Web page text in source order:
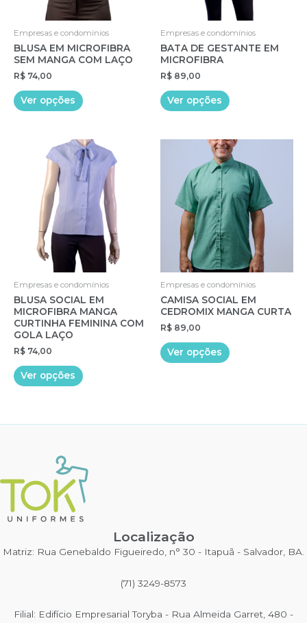
Empresas e condomínios
BLUSA EM MICROFIBRA
SEM MANGA COM LAÇO
R$ 74,00
Ver opções
produto
várias
variantes.
As
opções
podem
escolhidas
página
do
produto
Empresas e condomínios
BATA DE GESTANTE EM
MICROFIBRA
R$ 89,00
Ver opções
produto
várias
variantes.
As
opções
podem
ser
escolhidas
página
do
produto
Empresas e condomínios
BLUSA SOCIAL EM
MICROFIBRA MANGA
CURTINHA FEMININA COM
GOLA LAÇO
R$ 74,00
Ver opções
produto
variantes.
podem
ser
escolhidas
na
do
Empresas e condomínios
CAMISA SOCIAL EM
CEDROMIX MANGA CURTA
R$ 89,00
Ver opções
produto
Localização
Matriz: Rua Genebaldo Figueiredo, n° 30 - Itapuã - Salvador, BA.
(71) 3249-8573
Filial: Edifício Empresarial Toryba - Rua Almeida Garret, 480 -